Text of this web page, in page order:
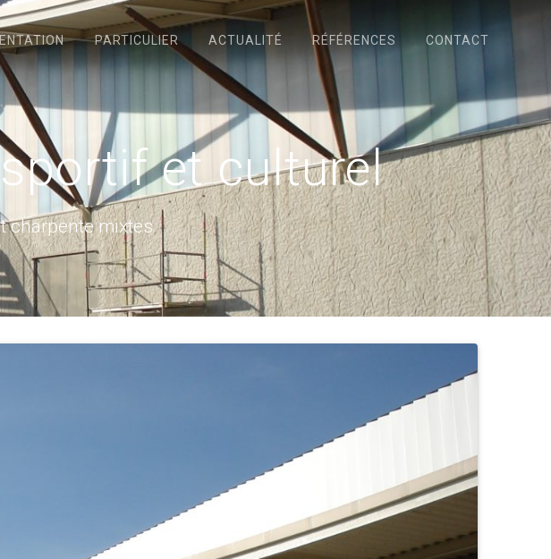
PARTICULIER ACTUALITÉ RÉFÉRENCES CONTACT
et culturel
charpente mixtes